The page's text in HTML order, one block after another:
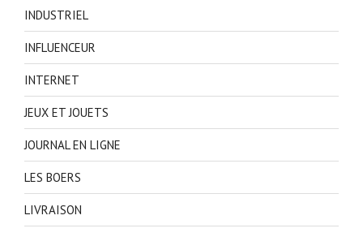
INDUSTRIEL
INFLUENCEUR
INTERNET
JEUX ET JOUETS
JOURNAL EN LIGNE
LES BOERS
LIVRAISON